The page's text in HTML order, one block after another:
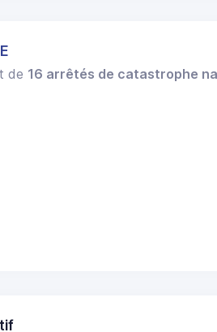
de 16 arrêtés de catastrophe